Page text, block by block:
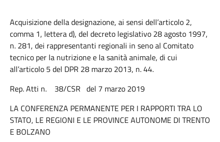
Acquisizione della designazione, ai sensi dell’articolo 2,
comma 1, lettera d), del decreto legislativo 28 agosto 1997,
n. 281, dei rappresentanti regionali in seno al Comitato
tecnico per la nutrizione e la sanità animale, di cui
all’articolo 5 del DPR 28 marzo 2013, n. 44.
Rep. Atti n. 38/CSR del 7 marzo 2019
LA CONFERENZA PERMANENTE PER I RAPPORTI TRA LO
STATO, LE REGIONI E LE PROVINCE AUTONOME DI TRENTO
E BOLZANO